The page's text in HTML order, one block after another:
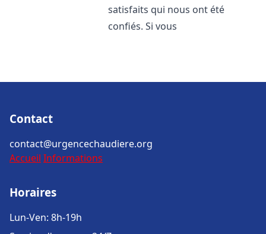
satisfaits qui nous ont été
confiés. Si vous
Contact
contact@urgencechaudiere.org
Accueil Informations
Horaires
Lun-Ven: 8h-19h